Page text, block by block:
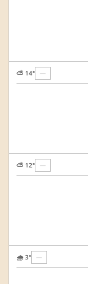
⛅ 14° —
⛅ 12° —
🌧️ 3° —